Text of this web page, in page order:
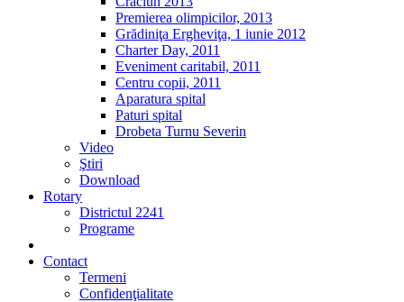
Premierea olimpicilor, 2013
Grădiniţa Ergheviţa, 1 iunie 2012
Charter Day, 2011
Eveniment caritabil, 2011
Centru copii, 2011
Aparatura spital
Paturi spital
Drobeta Turnu Severin
Video
Ştiri
Download
Rotary
Districtul 2241
Programe
Contact
Termeni
Confidenţialitate